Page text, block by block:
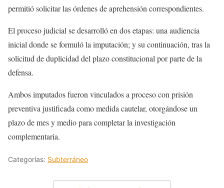
permitió solicitar las órdenes de aprehensión correspondientes.
El proceso judicial se desarrolló en dos etapas: una audiencia
inicial donde se formuló la imputación; y su continuación, tras la
solicitud de duplicidad del plazo constitucional por parte de la
defensa.
Ambos imputados fueron vinculados a proceso con prisión
preventiva justificada como medida cautelar, otorgándose un
plazo de mes y medio para completar la investigación
complementaria.
Categorías: Subterráneo